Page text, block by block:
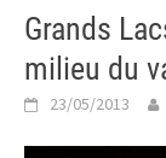
Grands
milieu du
23/05/2013